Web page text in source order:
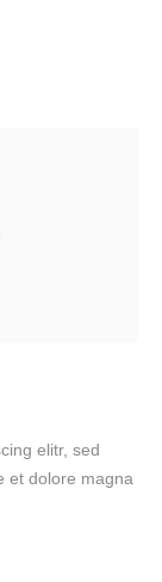
elitr, sed
et dolore magna